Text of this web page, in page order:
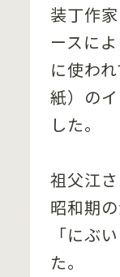
装丁作
ースに
に使わ
紙）の
した。
祖父江
昭和期
「にぶ
た。